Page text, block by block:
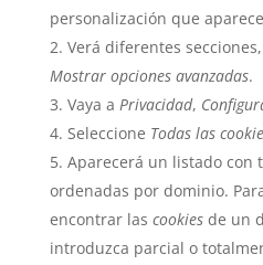
personalización que
Verá diferentes
Mostrar opciones avanzadas.
Vaya a Privacidad,
Seleccione Todas las
Aparecerá un listado con
ordenadas por dominio.
encontrar las cookiesde un
introduzca parcial o